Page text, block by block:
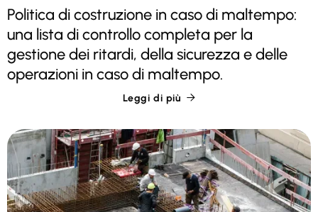
Politica di costruzione in caso di maltempo:
una lista di controllo completa per la
gestione dei ritardi, della sicurezza e delle
operazioni in caso di maltempo.
Leggi di più 